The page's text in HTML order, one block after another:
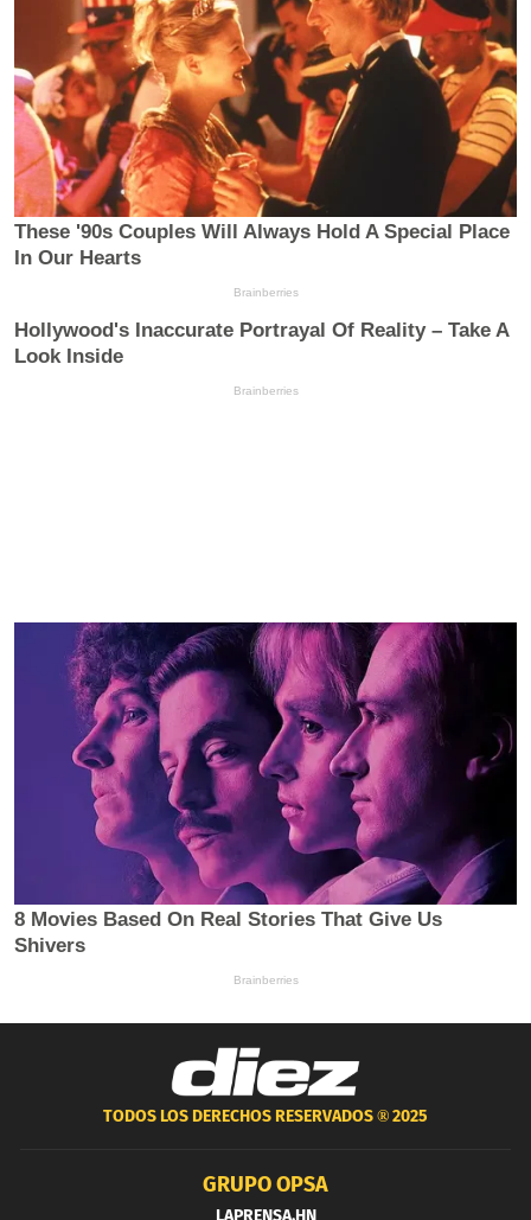
TODOS LOS DERECHOS RESERVADOS ®2025
GRUPO OPSA
LAPRENSA.HN